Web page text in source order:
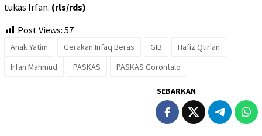
tukas Irfan. (rls/rds)
Post Views: 57
Anak Yatim Gerakan Infaq Beras GIB
Hafiz Qur'an
Irfan Mahmud
PASKAS PASKAS Gorontalo
SEBARKAN